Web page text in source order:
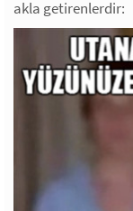
akla getirenlerdir: